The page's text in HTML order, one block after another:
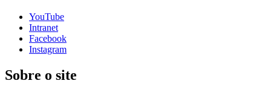
YouTube
Intranet
Facebook
Instagram
Sobre o site